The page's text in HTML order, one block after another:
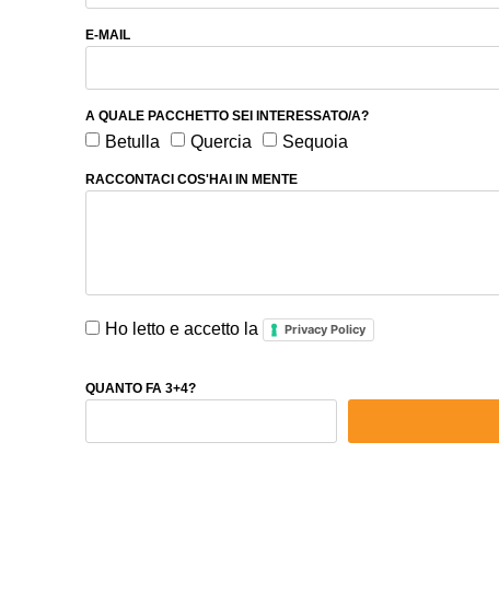
E-MAIL
A QUALE PACCHETTO SEI INTERESSATO/A?
Betulla Quercia Sequoia
RACCONTACI COS'HAI IN MENTE
Ho letto e accetto la Privacy Policy
QUANTO FA 3+4?